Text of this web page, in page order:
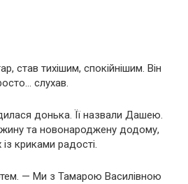
став тихішим, спокійнішим. Він
слухав.
донька. Її назвали Дашею.
та новонароджену додому,
криками радості.
— Ми з Тамарою Василівною